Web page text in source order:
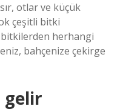
otlar ve küçük
çeşitli bitki
herhangi
bahçenize çekirge
gelir